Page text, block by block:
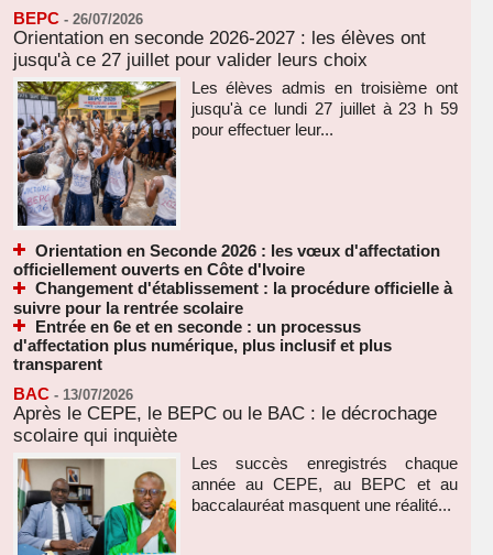
BEPC - 26/07/2026
Orientation en seconde 2026-2027 : les élèves ont
jusqu'à ce 27 juillet pour valider leurs choix
Les élèves admis en troisième ont
jusqu'à ce lundi 27 juillet à 23 h 59
pour effectuer leur...
Orientation en Seconde 2026 : les vœux d'affectation
officiellement ouverts en Côte d'Ivoire
Changement d'établissement : la procédure officielle à
suivre pour la rentrée scolaire
Entrée en 6e et en seconde : un processus
d'affectation plus numérique, plus inclusif et plus
transparent
BAC - 13/07/2026
Après le CEPE, le BEPC ou le BAC : le décrochage
scolaire qui inquiète
Les succès enregistrés chaque
année au CEPE, au BEPC et au
baccalauréat masquent une réalité...